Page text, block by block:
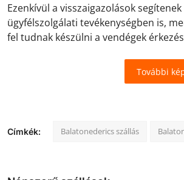
Ezenkívül a visszaigazolások segítenek
ügyfélszolgálati tevékenységben is,
fel tudnak készülni a vendégek
További
Címkék: Balatonederics szállás